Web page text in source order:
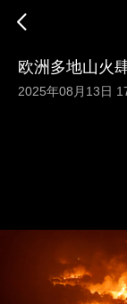
欧洲多地山火
2025年08月13日